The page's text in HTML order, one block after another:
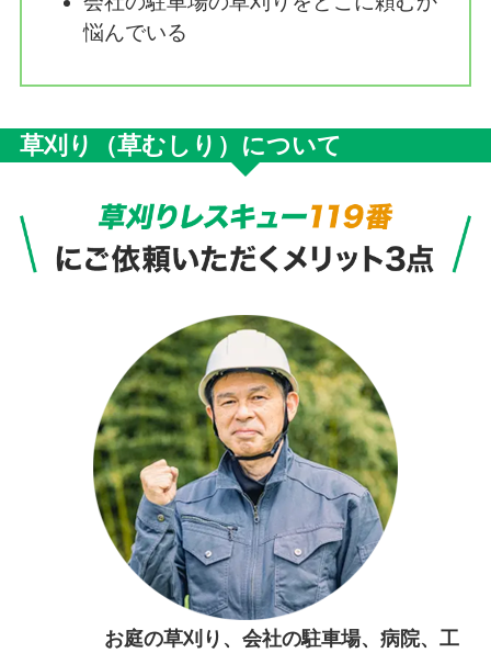
悩んでいる
草刈り（草むしり）について
お庭の草刈り、会社の駐車場、病院、工